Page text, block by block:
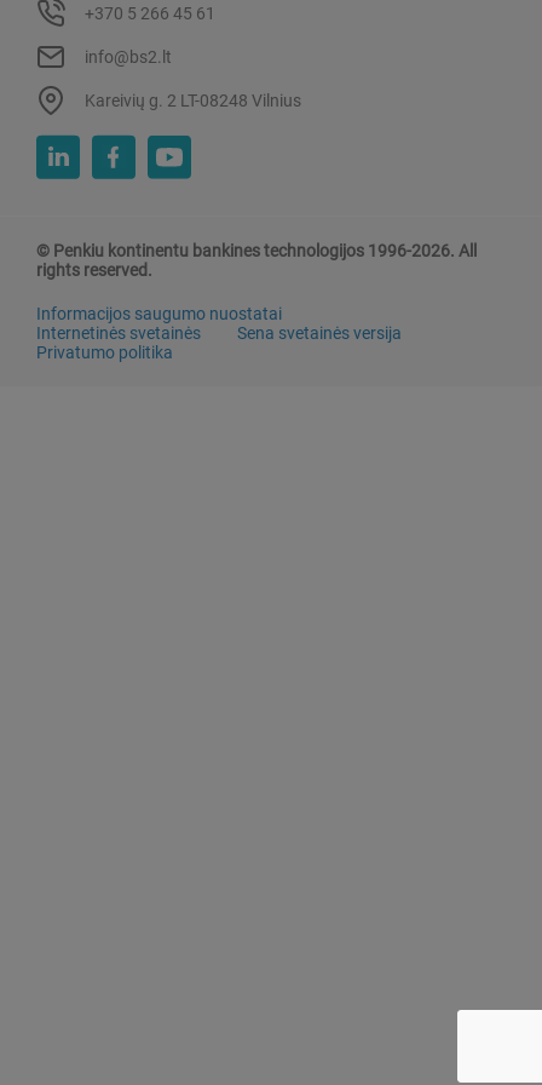
+370 5 266 45 61
info@bs2.lt
Kareivių g. 2 LT-08248 Vilnius
© Penkiu kontinentu bankines technologijos 1996-2026. All
rights reserved.
Informacijos saugumo nuostatai
Internetinės svetainės
Sena svetainės versija
Privatumo politika